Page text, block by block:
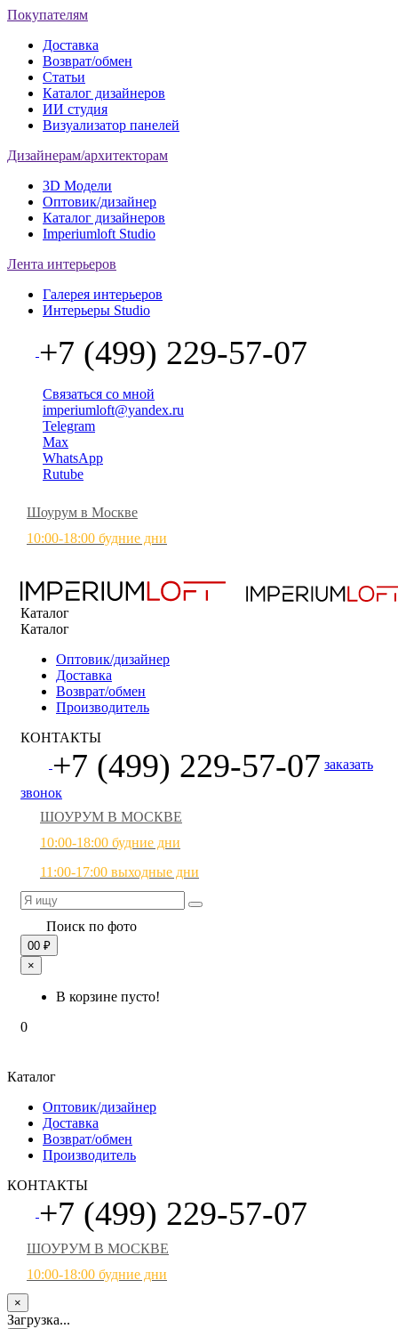
Покупателям
Доставка
Возврат/обмен
Статьи
Каталог дизайнеров
ИИ студия
Визуализатор панелей
Дизайнерам/архитекторам
3D Модели
Оптовик/дизайнер
Каталог дизайнеров
Imperiumloft Studio
Лента интерьеров
Галерея интерьеров
Интерьеры Studio
+7 (499) 229-57-07
Связаться со мной
imperiumloft@yandex.ru
Telegram
Max
WhatsApp
Rutube
Шоурум в Москве
10:00-18:00 будние дни
Каталог
Каталог
Оптовик/дизайнер
Доставка
Возврат/обмен
Производитель
КОНТАКТЫ
+7 (499) 229-57-07 заказать
звонок
ШОУРУМ В МОСКВЕ
10:00-18:00 будние дни
11:00-17:00 выходные дни
Поиск по фото
00 ₽
×
В корзине пусто!
0
Каталог
Оптовик/дизайнер
Доставка
Возврат/обмен
Производитель
КОНТАКТЫ
+7 (499) 229-57-07
ШОУРУМ В МОСКВЕ
10:00-18:00 будние дни
×
Загрузка...